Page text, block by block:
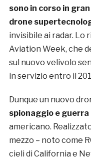
sono in corso in
drone
invisibile ai radar. Lo
Aviation Week, che
sul nuovo velivolo
in servizio entro il
Dunque un nuovo
spionaggio e
americano.
mezzo – noto come
cieli di California e